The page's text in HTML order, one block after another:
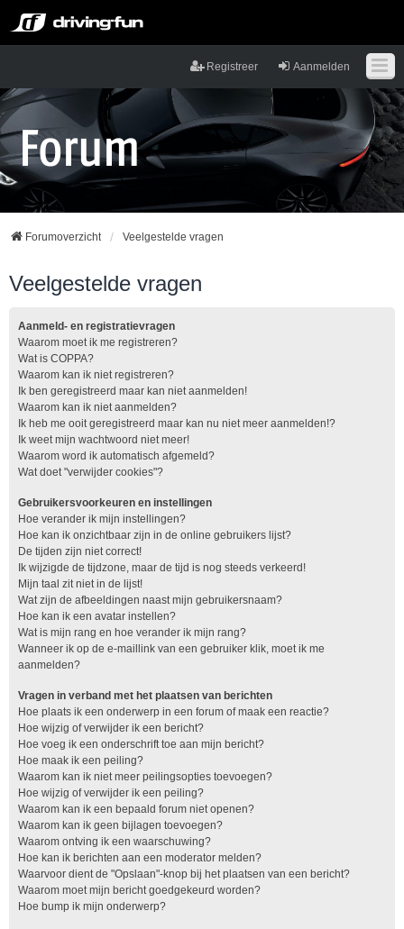
Aanmelden
Registreer
Forumoverzicht Veelgestelde vragen
Veelgestelde vragen
Aanmeld- en registratievragen
Waarom moet ik me registreren?
Wat is COPPA?
Waarom kan ik niet registreren?
Ik ben geregistreerd maar kan niet aanmelden!
Waarom kan ik niet aanmelden?
Ik heb me ooit geregistreerd maar kan nu niet meer aanmelden!?
Ik weet mijn wachtwoord niet meer!
Waarom word ik automatisch afgemeld?
Wat doet "verwijder cookies"?
Gebruikersvoorkeuren en instellingen
Hoe verander ik mijn instellingen?
Hoe kan ik onzichtbaar zijn in de online gebruikers lijst?
De tijden zijn niet correct!
Ik wijzigde de tijdzone, maar de tijd is nog steeds verkeerd!
Mijn taal zit niet in de lijst!
Wat zijn de afbeeldingen naast mijn gebruikersnaam?
Hoe kan ik een avatar instellen?
Wat is mijn rang en hoe verander ik mijn rang?
Wanneer ik op de e-maillink van een gebruiker klik, moet ik me
aanmelden?
Vragen in verband met het plaatsen van berichten
Hoe plaats ik een onderwerp in een forum of maak een reactie?
Hoe wijzig of verwijder ik een bericht?
Hoe voeg ik een onderschrift toe aan mijn bericht?
Hoe maak ik een peiling?
Waarom kan ik niet meer peilingsopties toevoegen?
Hoe wijzig of verwijder ik een peiling?
Waarom kan ik een bepaald forum niet openen?
Waarom kan ik geen bijlagen toevoegen?
Waarom ontving ik een waarschuwing?
Hoe kan ik berichten aan een moderator melden?
Waarvoor dient de "Opslaan"-knop bij het plaatsen van een bericht?
Waarom moet mijn bericht goedgekeurd worden?
Hoe bump ik mijn onderwerp?